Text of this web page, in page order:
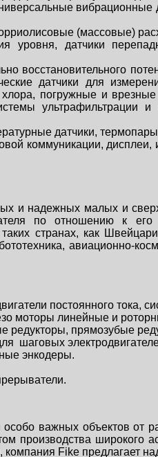
вибрационные
(массовые)
уровня, датчики
восстановительного
датчики для
погружные и
датчики,
коммуникации,
и надежных малых и
по отношению к
странах, как
авиационно-
постоянного
моторы линейные и
редукторы, прямозубые
шаговых
энкодеры.
важных объектов от
широкого
Fike предлагает